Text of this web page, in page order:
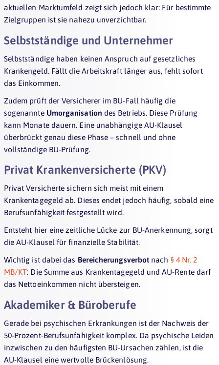
aktuellen Marktumfeld zeigt sich jedoch klar: Für bestimmte
Zielgruppen ist sie nahezu unverzichtbar.
Selbstständige und Unternehmer
Selbstständige haben keinen Anspruch auf gesetzliches
Krankengeld. Fällt die Arbeitskraft länger aus, fehlt sofort
das Einkommen.
Zudem prüft der Versicherer im BU-Fall häufig die
sogenannte Umorganisation des Betriebs. Diese Prüfung
kann Monate dauern. Eine unabhängige AU-Klausel
überbrückt genau diese Phase – schnell und ohne
vollständige BU-Prüfung.
Privat Krankenversicherte (PKV)
Privat Versicherte sichern sich meist mit einem
Krankentagegeld ab. Dieses endet jedoch häufig, sobald eine
Berufsunfähigkeit festgestellt wird.
Entsteht hier eine zeitliche Lücke zur BU-Anerkennung, sorgt
die AU-Klausel für finanzielle Stabilität.
Wichtig ist dabei das Bereicherungsverbot nach § 4 Nr. 2
MB/KT: Die Summe aus Krankentagegeld und AU-Rente darf
das Nettoeinkommen nicht übersteigen.
Akademiker & Büroberufe
Gerade bei psychischen Erkrankungen ist der Nachweis der
50-Prozent-Berufsunfähigkeit komplex. Da psychische Leiden
inzwischen zu den häufigsten BU-Ursachen zählen, ist die
AU-Klausel eine wertvolle Brückenlösung.